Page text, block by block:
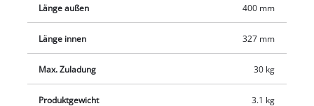
Länge außen 400 mm
Länge innen 327 mm
Max. Zuladung 30 kg
Produktgewicht 3.1 kg